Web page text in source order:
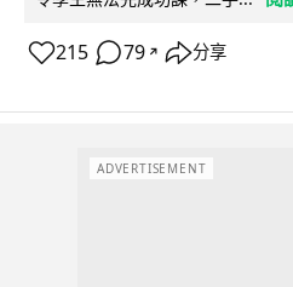
215 79 ↗ 分享
ADVERTISEMENT